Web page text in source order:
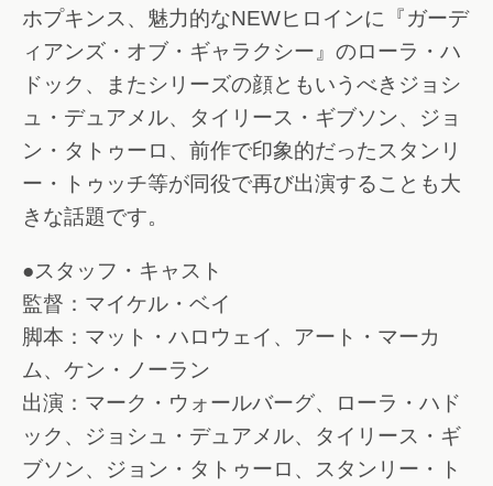
ホプキンス、魅力的なNEWヒロインに『ガーデ
ィアンズ・オブ・ギャラクシー』のローラ・ハ
ドック、またシリーズの顔ともいうべきジョシ
ュ・デュアメル、タイリース・ギブソン、ジョ
ン・タトゥーロ、前作で印象的だったスタンリ
ー・トゥッチ等が同役で再び出演することも大
きな話題です。
●スタッフ・キャスト
監督：マイケル・ベイ
脚本：マット・ハロウェイ、アート・マーカ
ム、ケン・ノーラン
出演：マーク・ウォールバーグ、ローラ・ハド
ック、ジョシュ・デュアメル、タイリース・ギ
ブソン、ジョン・タトゥーロ、スタンリー・ト